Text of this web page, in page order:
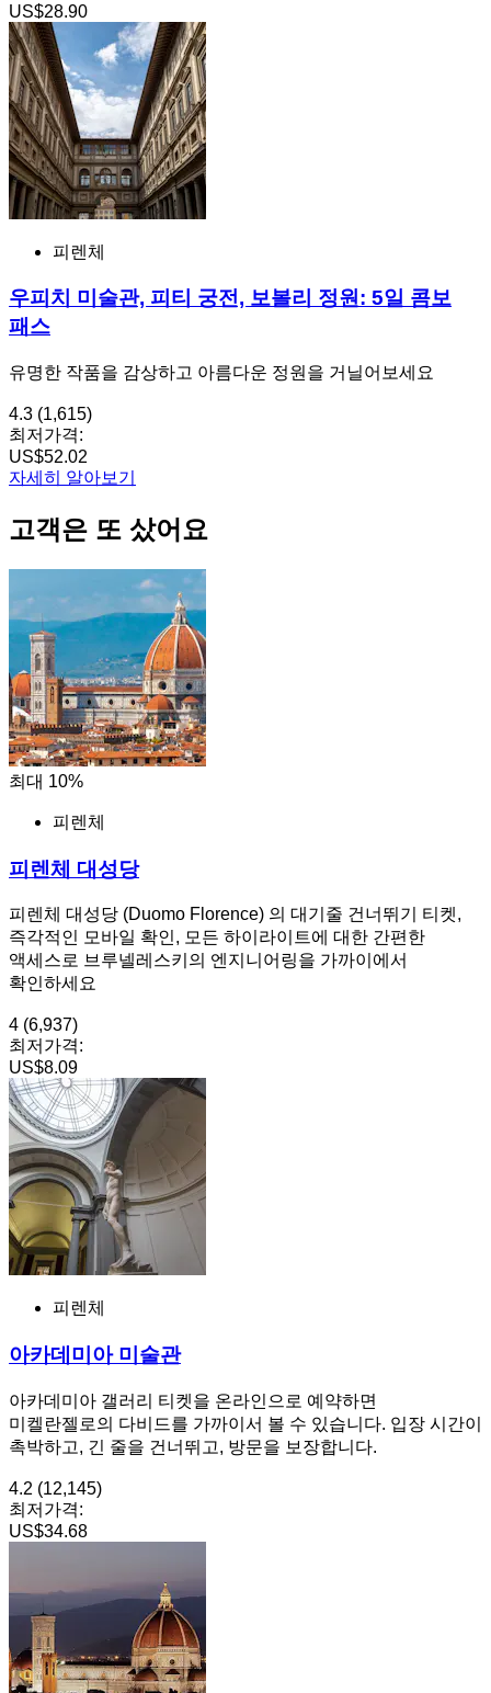
US$28.90
피렌체
우피치 미술관, 피티 궁전, 보볼리 정원: 5일 콤보
패스
유명한 작품을 감상하고 아름다운 정원을 거닐어보세요
4.3 (1,615)
최저가격:
US$52.02
자세히 알아보기
고객은 또 샀어요
최대 10%
피렌체
피렌체 대성당
피렌체 대성당 (Duomo Florence) 의 대기줄 건너뛰기 티켓,
즉각적인 모바일 확인, 모든 하이라이트에 대한 간편한
액세스로 브루넬레스키의 엔지니어링을 가까이에서
확인하세요
4 (6,937)
최저가격:
US$8.09
피렌체
아카데미아 미술관
아카데미아 갤러리 티켓을 온라인으로 예약하면
미켈란젤로의 다비드를 가까이서 볼 수 있습니다. 입장 시간이
촉박하고, 긴 줄을 건너뛰고, 방문을 보장합니다.
4.2 (12,145)
최저가격:
US$34.68